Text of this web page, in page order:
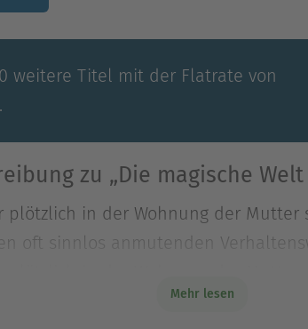
weitere Titel mit der Flatrate von
zu „Die magische
plötzlich in der Wohnung der Mutter
oft sinnlos anmutenden
oft sinnlos anmutenden
Mehr lesen